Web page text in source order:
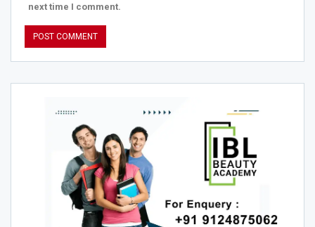
next time I comment.